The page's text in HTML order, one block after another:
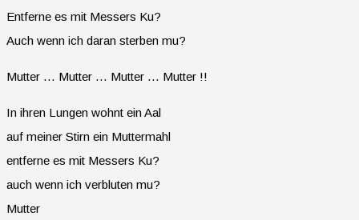
Entferne es mit Messers Ku?
Auch wenn ich daran sterben mu?
Mutter … Mutter … Mutter … Mutter !!
In ihren Lungen wohnt ein Aal
auf meiner Stirn ein Muttermahl
entferne es mit Messers Ku?
auch wenn ich verbluten mu?
Mutter